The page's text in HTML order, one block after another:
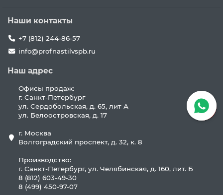
Наши контакты
+7 (812) 244-86-57
info@profnastilvspb.ru
Наш адрес
Офисы продаж:
г. Санкт-Петербург
ул. Сердобольская, д. 65, лит А
ул. Белоостровская, д. 17
г. Москва
Волгоградский проспект, д. 32, к. 8
Производство:
г. Санкт-Петербург, ул. Челябинская, д. 160, лит. Б
8 (812) 603-49-30
8 (499) 450-97-07